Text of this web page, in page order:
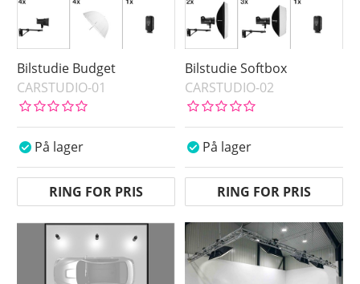
Bilstudie Budget
CARSTUDIO-01
På lager
RING FOR PRIS
Bilstudie Softbox
CARSTUDIO-02
På lager
RING FOR PRIS